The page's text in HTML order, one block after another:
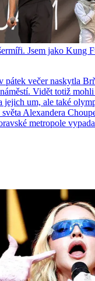
Jsem jako Kung
pátek večer naskytla
Vidět totiž
jejich um, ale také
Alexandera
metropole